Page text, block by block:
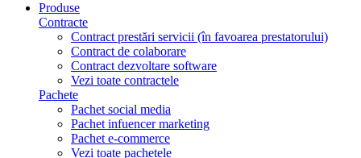
Produse
Contracte
Contract prestări servicii (în favoarea prestatorului)
Contract de colaborare
Contract dezvoltare software
Vezi toate contractele
Pachete
Pachet social media
Pachet infuencer marketing
Pachet e-commerce
Vezi toate pachetele